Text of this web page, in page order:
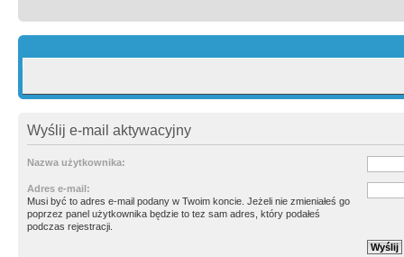
Wyślij e-mail aktywacyjny
Nazwa użytkownika:
Adres e-mail:
Musi być to adres e-mail podany w Twoim koncie. Jeżeli nie zmieniałeś go
poprzez panel użytkownika będzie to tez sam adres, który podałeś
podczas rejestracji.